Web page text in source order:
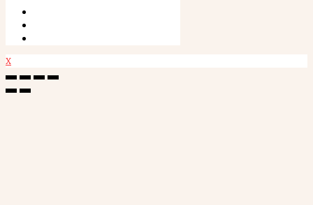
X